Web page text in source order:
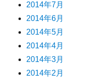
2014年7月
2014年6月
2014年5月
2014年4月
2014年3月
2014年2月